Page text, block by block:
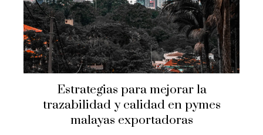
Estrategias para mejorar la
trazabilidad y calidad en pymes
malayas exportadoras